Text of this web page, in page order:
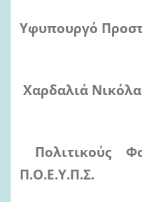
Υφυπουργό
Χαρδαλιά
Πολιτικούς
Π.Ο.Ε.Υ.Π.Σ.